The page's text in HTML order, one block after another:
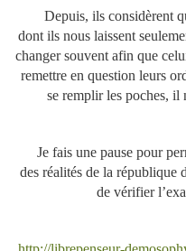
Depuis, ils considèrent
dont ils nous laissent
changer souvent afin que
remettre en question leurs
se remplir les poches, il
Je fais une pause pour
des réalités de la république
de vérifier